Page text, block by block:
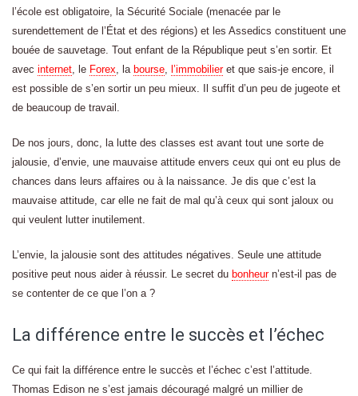
l’école est obligatoire, la Sécurité Sociale (menacée par le
surendettement de l’État et des régions) et les Assedics constituent une
bouée de sauvetage. Tout enfant de la République peut s’en sortir. Et
avec internet , le Forex , la bourse l’immobilieret que sais-je encore, il
est possible de s’en sortir un peu mieux. Il suffit d’un peu de jugeote et
de beaucoup de travail.
De nos jours, donc, la lutte des classes est avant tout une sorte de
jalousie, d’envie, une mauvaise attitude envers ceux qui ont eu plus de
chances dans leurs affaires ou à la naissance. Je dis que c’est la
mauvaise attitude, car elle ne fait de mal qu’à ceux qui sont jaloux ou
qui veulent lutter inutilement.
L’envie, la jalousie sont des attitudes négatives. Seule une attitude
positive peut nous aider à réussir. Le secret du bonheurn’est-il pas de
se contenter de ce que l’on a ?
La différence entre le succès et l’échec
Ce qui fait la différence entre le succès et l’échec c’est l’attitude.
Thomas Edison ne s’est jamais découragé malgré un millier de